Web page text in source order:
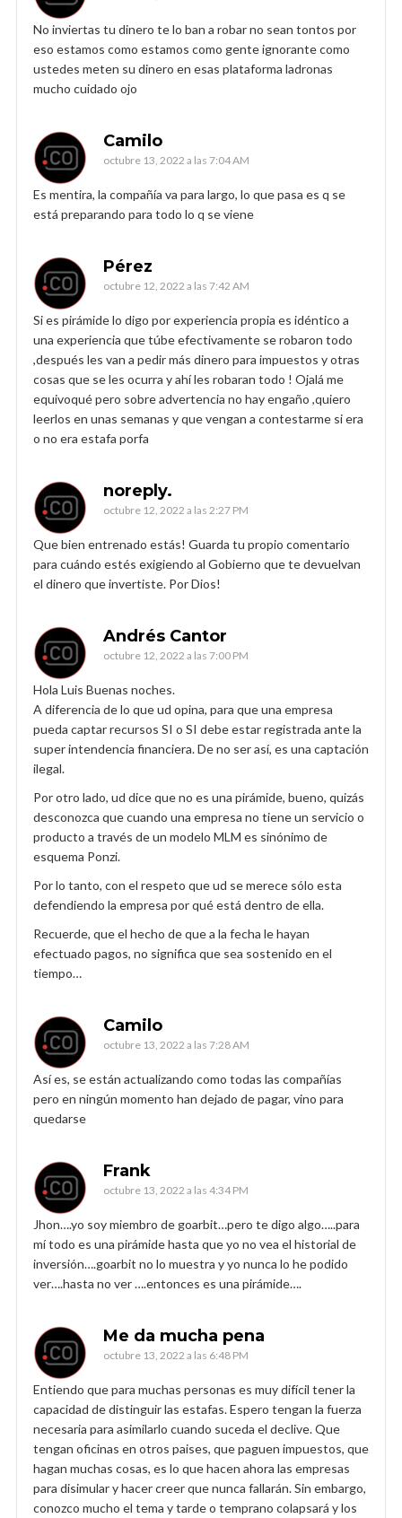
No inviertas tu dinero te lo ban a robar no sean tontos por
eso estamos como estamos como gente ignorante como
ustedes meten su dinero en esas plataforma ladronas
mucho cuidado ojo
Camilo
octubre 13, 2022 a las 7:04 AM
Es mentira, la compañía va para largo, lo que pasa es q se
está preparando para todo lo q se viene
Pérez
octubre 12, 2022 a las 7:42 AM
Si es pirámide lo digo por experiencia propia es idéntico a
una experiencia que túbe efectivamente se robaron todo
,después les van a pedir más dinero para impuestos y otras
cosas que se les ocurra y ahí les robaran todo ! Ojalá me
equivoqué pero sobre advertencia no hay engaño ,quiero
leerlos en unas semanas y que vengan a contestarme si era
o no era estafa porfa
noreply.
octubre 12, 2022 a las 2:27 PM
Que bien entrenado estás! Guarda tu propio comentario
para cuándo estés exigiendo al Gobierno que te devuelvan
el dinero que invertiste. Por Dios!
Andrés Cantor
octubre 12, 2022 a las 7:00 PM
Hola Luis Buenas noches.
A diferencia de lo que ud opina, para que una empresa
pueda captar recursos SI o SI debe estar registrada ante la
super intendencia financiera. De no ser así, es una captación
ilegal.
Por otro lado, ud dice que no es una pirámide, bueno, quizás
desconozca que cuando una empresa no tiene un servicio o
producto a través de un modelo MLM es sinónimo de
esquema Ponzi.
Por lo tanto, con el respeto que ud se merece sólo esta
defendiendo la empresa por qué está dentro de ella.
Recuerde, que el hecho de que a la fecha le hayan
efectuado pagos, no significa que sea sostenido en el
tiempo…
Camilo
octubre 13, 2022 a las 7:28 AM
Así es, se están actualizando como todas las compañías
pero en ningún momento han dejado de pagar, vino para
quedarse
Frank
octubre 13, 2022 a las 4:34 PM
Jhon….yo soy miembro de goarbit…pero te digo algo…..para
mí todo es una pirámide hasta que yo no vea el historial de
inversión….goarbit no lo muestra y yo nunca lo he podido
ver….hasta no ver ….entonces es una pirámide….
Me da mucha pena
octubre 13, 2022 a las 6:48 PM
Entiendo que para muchas personas es muy difícil tener la
capacidad de distinguir las estafas. Espero tengan la fuerza
necesaria para asimilarlo cuando suceda el declive. Que
tengan oficinas en otros paises, que paguen impuestos, que
hagan muchas cosas, es lo que hacen ahora las empresas
para disimular y hacer creer que nunca fallarán. Sin embargo,
conozco mucho el tema y tarde o temprano colapsará y los